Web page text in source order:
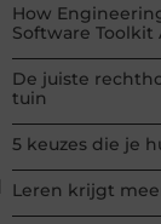
How
Software Toolkit
De juiste
tuin
5 keuzes die je
Leren krijgt